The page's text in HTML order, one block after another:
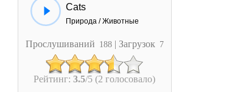
Cats
Природа / Животные
Прослушиваний 188 | Загрузок 7
Рейтинг:3.5/5 (2 голосовало)